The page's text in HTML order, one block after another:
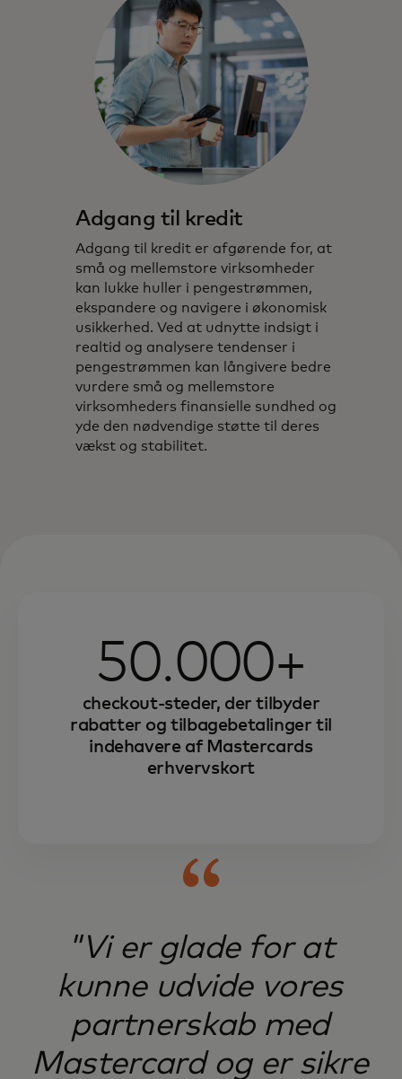
Adgang til kredit
Adgang til kredit er afgørende for, at
små og mellemstore virksomheder
kan lukke huller i pengestrømmen,
ekspandere og navigere i økonomisk
usikkerhed. Ved at udnytte indsigt i
realtid og analysere tendenser i
pengestrømmen kan långivere bedre
vurdere små og mellemstore
virksomheders finansielle sundhed og
yde den nødvendige støtte til deres
vækst og stabilitet.
50.000+
checkout-steder, der tilbyder
rabatter og tilbagebetalinger til
indehavere af Mastercards
erhvervskort
"Vi er glade for at
kunne udvide vores
partnerskab med
Mastercard og er sikre